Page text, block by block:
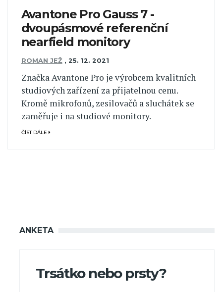
Avantone Pro Gauss 7 -
dvoupásmové referenční
nearfield monitory
ROMAN JEŽ , 25. 12. 2021
Značka Avantone Pro je výrobcem kvalitních
studiových zařízení za přijatelnou cenu.
Kromě mikrofonů, zesilovačů a sluchátek se
zaměřuje i na studiové monitory.
ČÍST DÁLE
ANKETA
Trsátko nebo prsty?